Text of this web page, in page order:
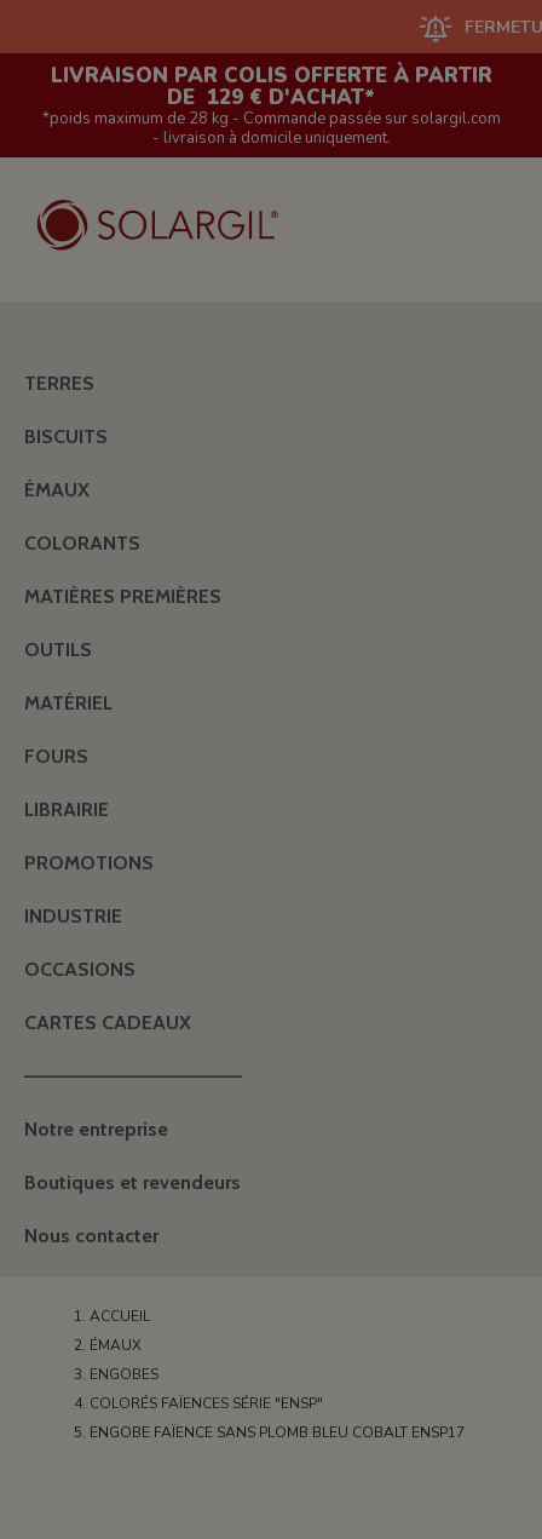
FERMETURE
LIVRAISON PAR COLIS OFFERTE À PARTIR
DE 129 € D'ACHAT*
*poids maximum de 28 kg - Commande passée sur solargil.com
- livraison à domicile uniquement.
TERRES
BISCUITS
ÉMAUX
COLORANTS
MATIÈRES PREMIÈRES
OUTILS
MATÉRIEL
FOURS
LIBRAIRIE
PROMOTIONS
INDUSTRIE
OCCASIONS
CARTES CADEAUX
———————————————
Notre entreprise
Boutiques et revendeurs
Nous contacter
ACCUEIL
ÉMAUX
ENGOBES
COLORÉS FAÏENCES SÉRIE "ENSP"
ENGOBE FAÏENCE SANS PLOMB BLEU COBALT ENSP17